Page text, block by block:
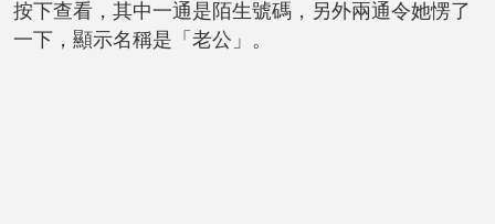
按下查看，其中一通是陌生號碼，另外兩通令她愣了
一下，顯示名稱是「老公」。